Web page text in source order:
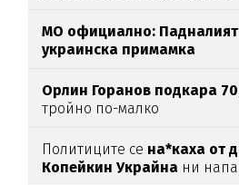
МО официално:
украинска примамка
Орлин Горанов подкара
тройно по-малко
Политиците се на*каха от
Копейкин Украйна ни